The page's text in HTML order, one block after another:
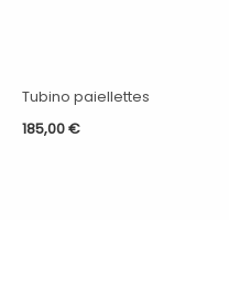
Tubino paiellettes
185,00€